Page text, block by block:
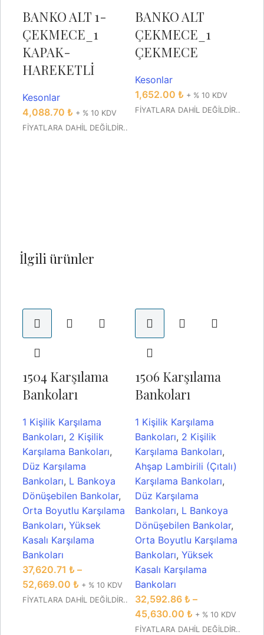
BANKO ALT 1-
ÇEKMECE_1
KAPAK-
HAREKETLİ
Kesonlar
4,088.70 ₺ + % 10 KDV
FİYATLARA DAHİL DEĞİLDİR..
BANKO ALT
ÇEKMECE_1
ÇEKMECE
Kesonlar
1,652.00 ₺ + % 10 KDV
FİYATLARA DAHİL DEĞİLDİR..
İlgili ürünler
1504 Karşılama
Bankoları
1 Kişilik Karşılama
Bankoları, 2 Kişilik
Karşılama Bankoları,
Düz Karşılama
Bankoları, L Bankoya
Dönüşebilen Bankolar,
Orta Boyutlu Karşılama
Bankoları, Yüksek
Kasalı Karşılama
Bankoları
37,620.71 ₺ –
52,669.00 ₺ + % 10 KDV
FİYATLARA DAHİL DEĞİLDİR..
1506 Karşılama
Bankoları
1 Kişilik Karşılama
Bankoları, 2 Kişilik
Karşılama Bankoları,
Ahşap Lambirili (Çıtalı)
Karşılama Bankoları,
Düz Karşılama
Bankoları, L Bankoya
Dönüşebilen Bankolar,
Orta Boyutlu Karşılama
Bankoları, Yüksek
Kasalı Karşılama
Bankoları
32,592.86 ₺ –
45,630.00 ₺ + % 10 KDV
FİYATLARA DAHİL DEĞİLDİR..